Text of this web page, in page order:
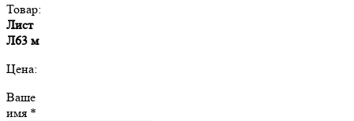
Товар:
Лист
Л63 м
Цена:
Ваше
имя *